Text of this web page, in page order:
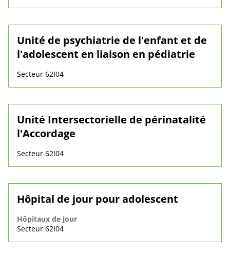
Unité de psychiatrie de l'enfant et de
l'adolescent en liaison en pédiatrie
Secteur 62I04
Unité Intersectorielle de périnatalité
l'Accordage
Secteur 62I04
Hôpital de jour pour adolescent
Hôpitaux de jour
Secteur 62I04